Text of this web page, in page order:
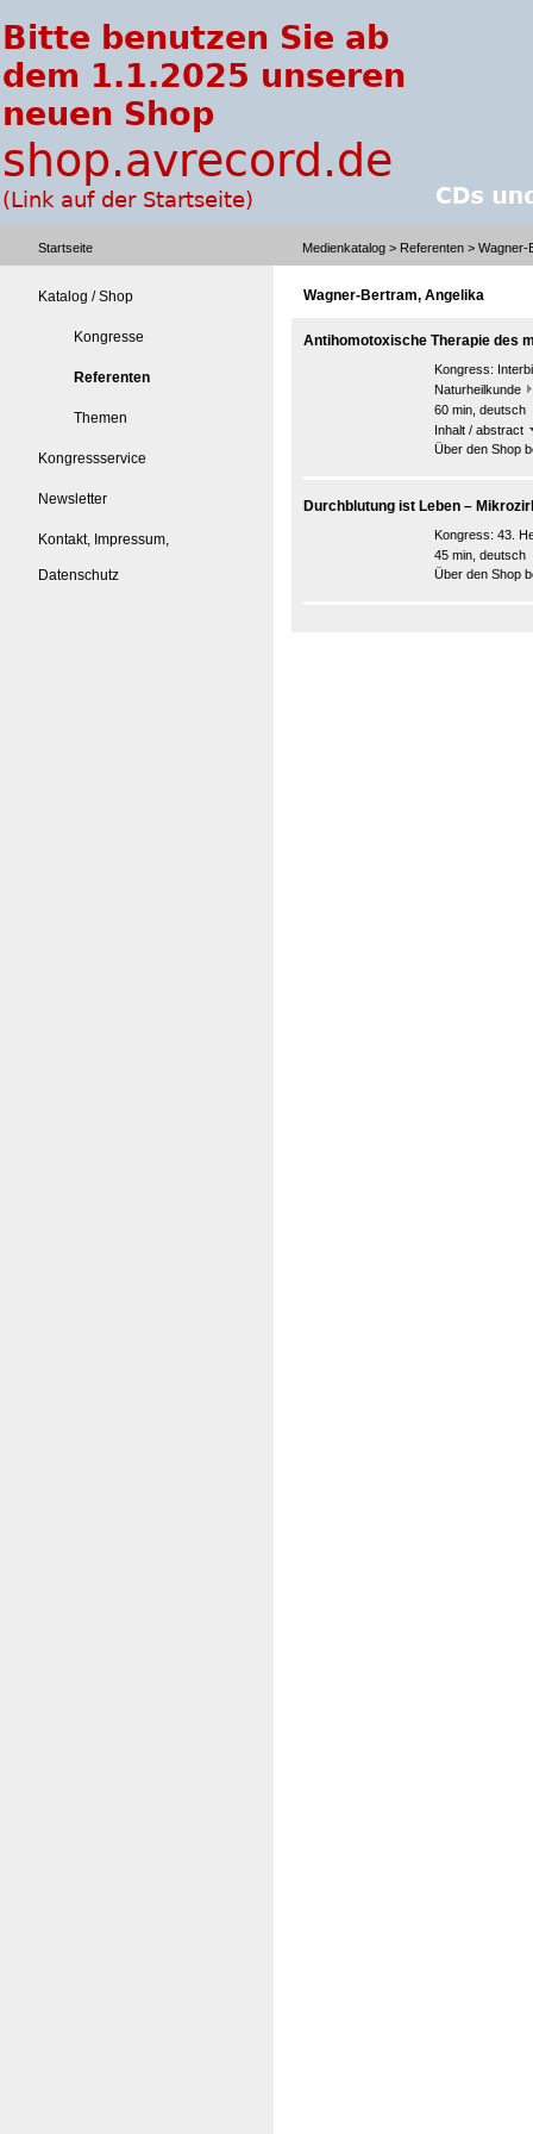
Startseite Medienkatalog > Referenten > Wagner-
Katalog / Shop
Kongresse
Referenten
Themen
Kongressservice
Newsletter
Kontakt, Impressum,
Datenschutz
Wagner-Bertram, Angelika
Antihomotoxische Therapie des
Kongress:
Naturheilkunde
60 min, deutsch
Inhalt / abstract
Über den Shop
Durchblutung ist Leben –
Kongress: 43.
45 min, deutsch
Über den Shop